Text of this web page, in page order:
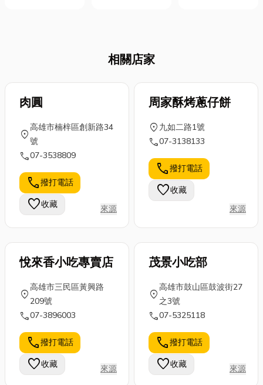
中瑜珈其實是
一門對新手非
性極高的運
動。如果你想
了解空中瑜珈
可以帶來什麼
樣的好處，以
及有哪些空中
瑜珈台中推
薦，趕緊來看
看這篇...
陽光總會透過
照亮房間，也
照亮一天的開
隔開了外頭漸
色，讓屋裡維
持著安定與溫
暖。有時陽光
太烈的時候，
輕輕把它拉
上，讓整個世
界都安靜...
居家，日式風
格都深受歡
編要帶你深入
了解日式裝潢
的獨特之處，
從禪意到極
簡，一窺日式
室內設計的魅
力。文末更分
享在地新北居
家設計推...
相關店家
肉圓
location_on
高雄市楠梓區創新路34
號
call07-3538809
call撥打電話
favorite收藏 來源
周家酥烤蔥仔餅
location_on 九如二路1號
call07-3138133
call撥打電話
favorite收藏
來源
悅來香小吃專賣店
location_on
高雄市三民區黃興路
209號
call07-3896003
call撥打電話
favorite收藏 來源
茂景小吃部
location_on
高雄市鼓山區鼓波街27
之3號
call07-5325118
call撥打電話
favorite收藏 來源